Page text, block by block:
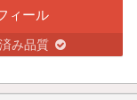
ィール
み品質